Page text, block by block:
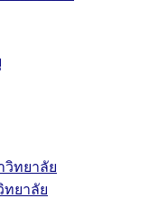
ทยาลัย
ยาลัย